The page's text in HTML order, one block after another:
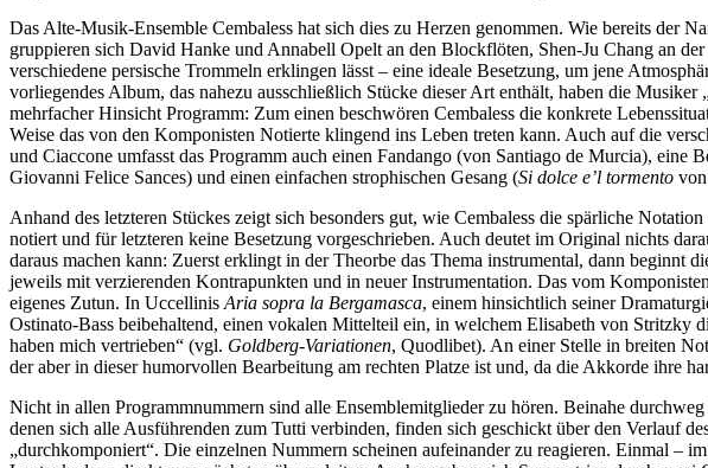
Das Alte-Musik-Ensemble Cembaless hat sich dies zu Herzen genommen. Wie bereits der
gruppieren sich David Hanke und Annabell Opelt an den Blockflöten, Shen-Ju Chang an
verschiedene persische Trommeln erklingen lässt – eine ideale Besetzung, um jene
vorliegendes Album, das nahezu ausschließlich Stücke dieser Art enthält, haben die
mehrfacher Hinsicht Programm: Zum einen beschwören Cembaless die konkrete
Weise das von den Komponisten Notierte klingend ins Leben treten kann. Auch auf die
und Ciaccone umfasst das Programm auch einen Fandango (von Santiago de Murcia),
Giovanni Felice Sances) und einen einfachen strophischen Gesang (Si dolce e’l tormento
Anhand des letzteren Stückes zeigt sich besonders gut, wie Cembaless die spärliche
notiert und für letzteren keine Besetzung vorgeschrieben. Auch deutet im Original nichts
daraus machen kann: Zuerst erklingt in der Theorbe das Thema instrumental, dann beginnt
jeweils mit verzierenden Kontrapunkten und in neuer Instrumentation. Das vom
eigenes Zutun. In Uccellinis Aria sopra la Bergamasca, einem hinsichtlich seiner
Ostinato-Bass beibehaltend, einen vokalen Mittelteil ein, in welchem Elisabeth von Stritzky
haben mich vertrieben“ (vgl. Goldberg-Variationen, Quodlibet). An einer Stelle in breiten
der aber in dieser humorvollen Bearbeitung am rechten Platze ist und, da die Akkorde ihre
Nicht in allen Programmnummern sind alle Ensemblemitglieder zu hören. Beinahe
denen sich alle Ausführenden zum Tutti verbinden, finden sich geschickt über den Verlauf
„durchkomponiert“. Die einzelnen Nummern scheinen aufeinander zu reagieren. Einmal –